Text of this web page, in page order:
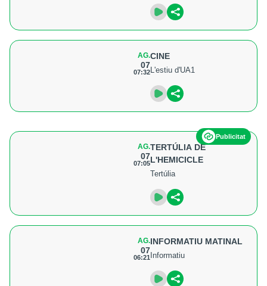
AG.
07
07:32
CINE
L'estiu d'UA1
Publicitat
AG.
07
07:05
TERTÚLIA DE
L'HEMICICLE
Tertúlia
AG.
07
06:21
INFORMATIU MATINAL
Informatiu